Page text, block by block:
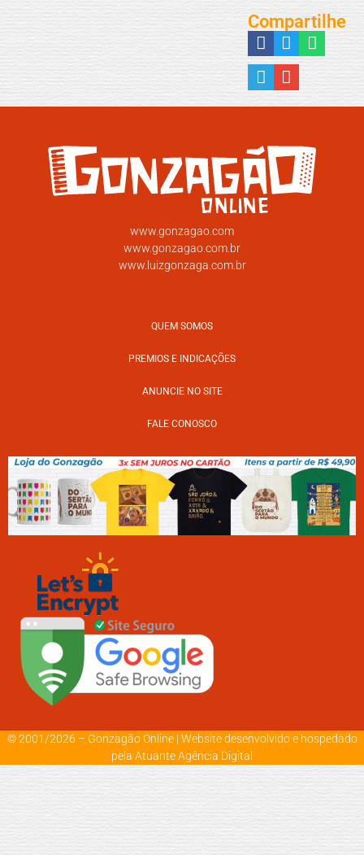
Compartilhe
www.gonzagao.com
www.gonzagao.com.br
www.luizgonzaga.com.br
QUEM SOMOS
PREMIOS E INDICAÇÕES
ANUNCIE NO SITE
FALE CONOSCO
© 2001/2026 – Gonzagão Online | Website desenvolvido e hospedado
pela Atuante Agência Digital